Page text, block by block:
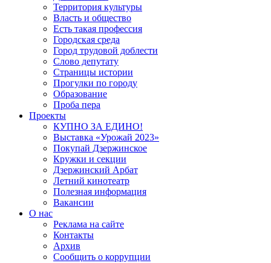
Территория культуры
Власть и общество
Есть такая профессия
Городская среда
Город трудовой доблести
Слово депутату
Страницы истории
Прогулки по городу
Образование
Проба пера
Проекты
КУПНО ЗА ЕДИНО!
Выставка «Урожай 2023»
Покупай Дзержинское
Кружки и секции
Дзержинский Арбат
Летний кинотеатр
Полезная информация
Вакансии
О нас
Реклама на сайте
Контакты
Архив
Сообщить о коррупции